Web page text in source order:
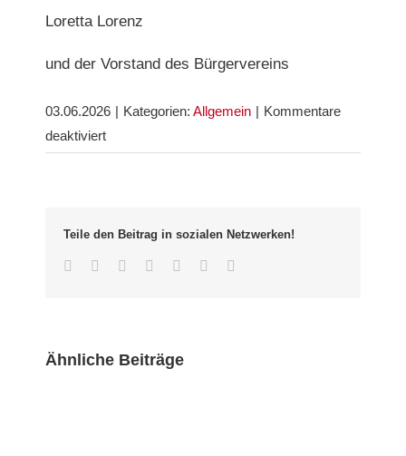
Loretta Lorenz
und der Vorstand des Bürgervereins
03.06.2026 | Kategorien: Allgemein | Kommentare
deaktiviertfür
Nr.
95
Teile den Beitrag in sozialen Netzwerken!
Facebook
TwitterLinkedInWhatsappGoogle+Pinterest
Ähnliche Beiträge